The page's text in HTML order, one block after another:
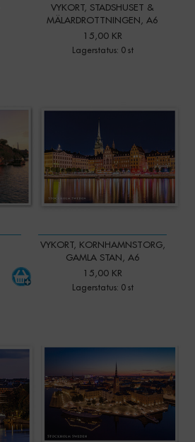
VYKORT, STADSHUSET &
MÄLARDROTTNINGEN, A6
15,00 KR
Lagerstatus: 0 st
VYKORT, KORNHAMNSTORG,
GAMLA STAN, A6
15,00 KR
Lagerstatus: 0 st